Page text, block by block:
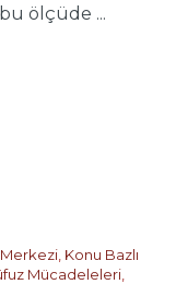
ölçüde ...
Merkezi, Konu Bazlı
Mücadeleleri,